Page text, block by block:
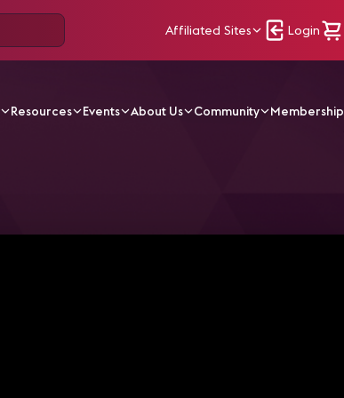
Affiliated Sites Login
Resources Events About Us Community Membership